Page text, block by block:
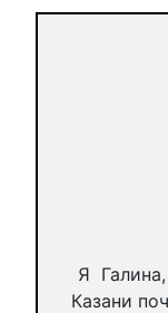
Я
Казани